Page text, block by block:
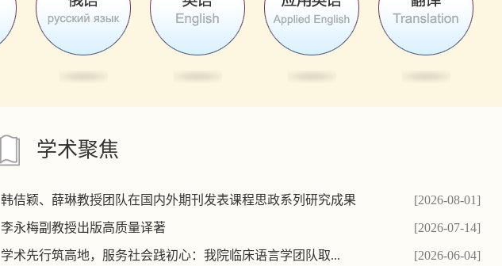
学术聚焦
[2026-08-01]
韩佶颖、薛琳教授团队在国内外期刊发表课程思政系列研究成果
[2026-07-14]
李永梅副教授出版高质量译著
[2026-06-04]
学术先行筑高地，服务社会践初心：我院临床语言学团队取...